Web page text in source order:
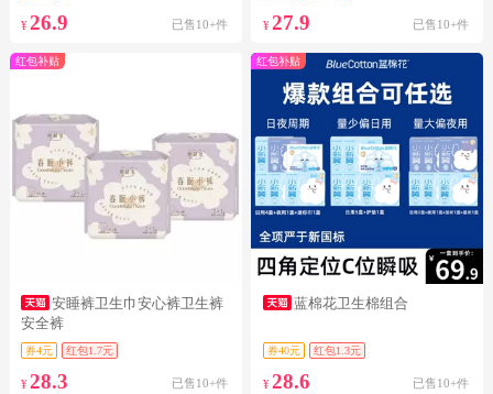
¥ 26.9 已售10+件 ¥27.9 已售10+件
红包补贴
安睡裤卫生巾安心裤卫生裤
安全裤
券4元 红包1.7元
¥ 28.3 已售10+件
红包补贴
蓝棉花卫生棉组合
券40元 红包1.3元
¥28.6 已售10+件